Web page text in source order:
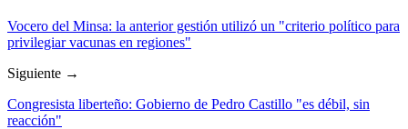
Vocero del Minsa: la anterior gestión utilizó un "criterio político para
privilegiar vacunas en regiones"
Siguiente →
Congresista liberteño: Gobierno de Pedro Castillo "es débil, sin
reacción"